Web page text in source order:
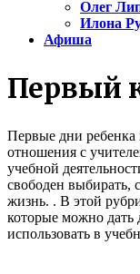
Олег
Илона
Афиша
Первый
Первые дни ребенка
отношения с
учебной
свободен выбирать,
жизнь. . В этой
которые можно дать
использовать в